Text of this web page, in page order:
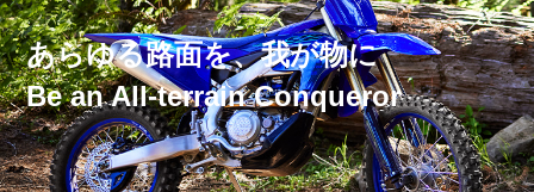
価格・仕様
あらゆる路面を、我が物に
Be an All-terrain Conqueror